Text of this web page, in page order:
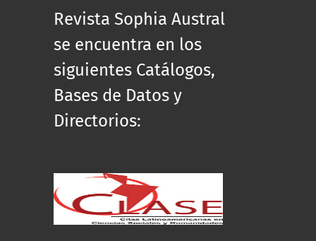
Revista Sophia Austral
se encuentra en los
siguientes Catálogos,
Bases de Datos y
Directorios: